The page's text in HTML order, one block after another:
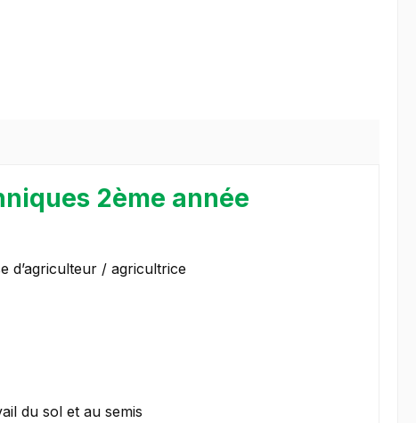
2ème année
d’agriculteur / agricultrice
du sol et au semis